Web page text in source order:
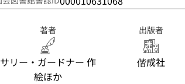
著者
サリー・ガードナー 作
絵ほか
出版者
偕成社